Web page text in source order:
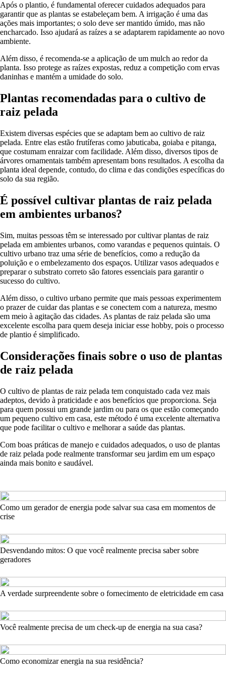
Após o plantio, é fundamental oferecer cuidados adequados para
garantir que as plantas se estabeleçam bem. A irrigação é uma das
ações mais importantes; o solo deve ser mantido úmido, mas não
encharcado. Isso ajudará as raízes a se adaptarem rapidamente ao novo
ambiente.
Além disso, é recomenda-se a aplicação de um mulch ao redor da
planta. Isso protege as raízes expostas, reduz a competição com ervas
daninhas e mantém a umidade do solo.
Plantas recomendadas para o cultivo de
raiz pelada
Existem diversas espécies que se adaptam bem ao cultivo de raiz
pelada. Entre elas estão frutíferas como jabuticaba, goiaba e pitanga,
que costumam enraizar com facilidade. Além disso, diversos tipos de
árvores ornamentais também apresentam bons resultados. A escolha da
planta ideal depende, contudo, do clima e das condições específicas do
solo da sua região.
É possível cultivar plantas de raiz pelada
em ambientes urbanos?
Sim, muitas pessoas têm se interessado por cultivar plantas de raiz
pelada em ambientes urbanos, como varandas e pequenos quintais. O
cultivo urbano traz uma série de benefícios, como a redução da
poluição e o embelezamento dos espaços. Utilizar vasos adequados e
preparar o substrato correto são fatores essenciais para garantir o
sucesso do cultivo.
Além disso, o cultivo urbano permite que mais pessoas experimentem
o prazer de cuidar das plantas e se conectem com a natureza, mesmo
em meio à agitação das cidades. As plantas de raiz pelada são uma
excelente escolha para quem deseja iniciar esse hobby, pois o processo
de plantio é simplificado.
Considerações finais sobre o uso de plantas
de raiz pelada
O cultivo de plantas de raiz pelada tem conquistado cada vez mais
adeptos, devido à praticidade e aos benefícios que proporciona. Seja
para quem possui um grande jardim ou para os que estão começando
um pequeno cultivo em casa, este método é uma excelente alternativa
que pode facilitar o cultivo e melhorar a saúde das plantas.
Com boas práticas de manejo e cuidados adequados, o uso de plantas
de raiz pelada pode realmente transformar seu jardim em um espaço
ainda mais bonito e saudável.
Como um gerador de energia pode salvar sua casa em momentos de
crise
Desvendando mitos: O que você realmente precisa saber sobre
geradores
A verdade surpreendente sobre o fornecimento de eletricidade em casa
Você realmente precisa de um check-up de energia na sua casa?
Como economizar energia na sua residência?